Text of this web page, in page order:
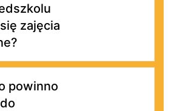
zajęcia
powinno